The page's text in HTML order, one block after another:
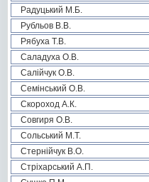
Радуцький М.Б.
Рубльов В.В.
Рябуха Т.В.
Саладуха О.В.
Салійчук О.В.
Семінський О.В.
Скороход А.К.
Совгиря О.В.
Сольський М.Т.
Стернійчук В.О.
Стріхарський А.П.